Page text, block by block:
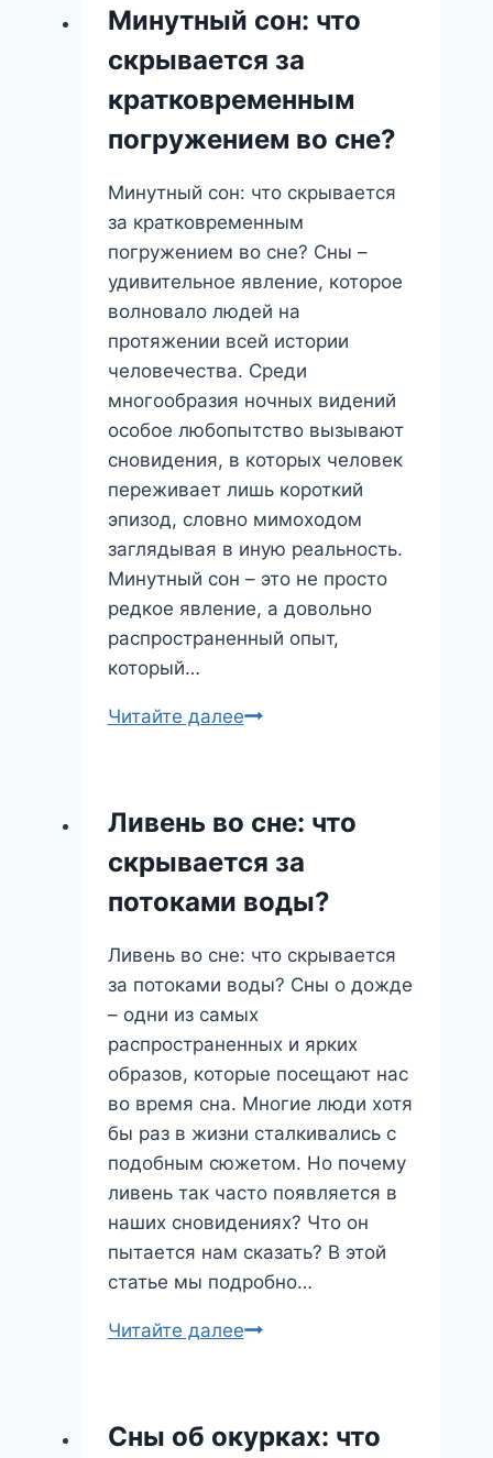
Минутный сон: что
скрывается за
кратковременным
погружением во сне?
Минутный сон: что скрывается
за кратковременным
погружением во сне? Сны –
удивительное явление, которое
волновало людей на
протяжении всей истории
человечества. Среди
многообразия ночных видений
особое любопытство вызывают
сновидения, в которых человек
переживает лишь короткий
эпизод, словно мимоходом
заглядывая в иную реальность.
Минутный сон – это не просто
редкое явление, а довольно
распространенный опыт,
который…
Читайте далееМинутный
за
кратковременным
погружением
сне?
Ливень во сне: что
скрывается за
потоками воды?
Ливень во сне: что скрывается
за потоками воды? Сны о дожде
– одни из самых
распространенных и ярких
образов, которые посещают нас
во время сна. Многие люди хотя
бы раз в жизни сталкивались с
подобным сюжетом. Но почему
ливень так часто появляется в
наших сновидениях? Что он
пытается нам сказать? В этой
статье мы подробно…
Читайте далееЛивень
скрывается
Сны об окурках: что